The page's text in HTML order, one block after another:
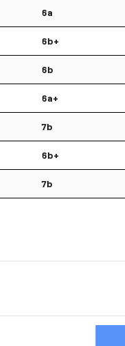
6a
6b+
6b
6a+
7b
6b+
7b